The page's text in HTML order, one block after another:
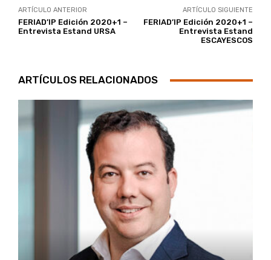
ARTÍCULO ANTERIOR
FERIAD’IP Edición 2020+1 –
Entrevista Estand URSA
ARTÍCULO SIGUIENTE
FERIAD’IP Edición 2020+1 –
Entrevista Estand
ESCAYESCOS
ARTÍCULOS RELACIONADOS